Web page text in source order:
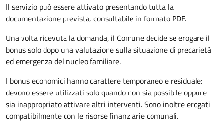
Il servizio può essere attivato presentando tutta la
documentazione prevista, consultabile in formato PDF.
Una volta ricevuta la domanda, il Comune decide se erogare il
bonus solo dopo una valutazione sulla situazione di precarietà
ed emergenza del nucleo familiare.
I bonus economici hanno carattere temporaneo e residuale:
devono essere utilizzati solo quando non sia possibile oppure
sia inappropriato attivare altri interventi. Sono inoltre erogati
compatibilmente con le risorse finanziarie comunali.